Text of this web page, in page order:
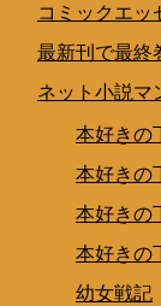
コミックエッ
最新刊で最終
ネット小説マ
本好きの
本好きの
本好きの
本好きの
幼女戦記